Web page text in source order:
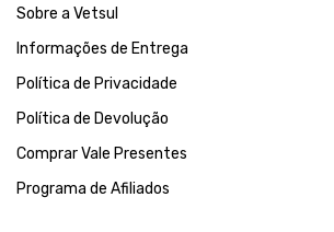
Sobre a Vetsul
Informações de Entrega
Política de Privacidade
Política de Devolução
Comprar Vale Presentes
Programa de Afiliados